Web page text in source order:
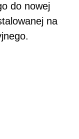
do nowej
na